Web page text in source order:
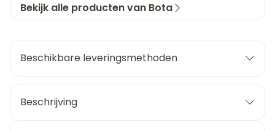
Bekijk alle producten van Bota
Beschikbare leveringsmethoden
Beschrijving